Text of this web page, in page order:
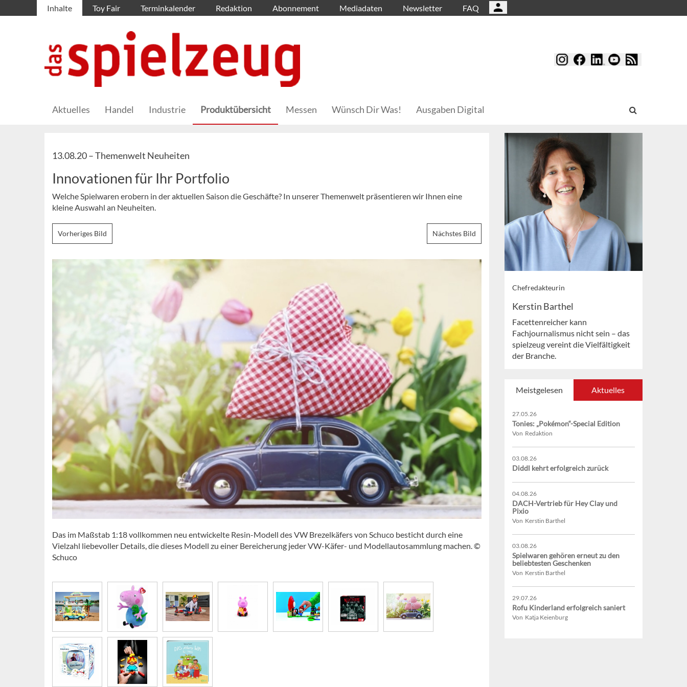
Inhalte Toy Fair Terminkalender Redaktion Abonnement Mediadaten Newsletter FAQ
Aktuelles Handel Industrie Produktübersicht Messen Wünsch Dir Was! Ausgaben Digital
13.08.20 –Themenwelt Neuheiten
Innovationen für Ihr Portfolio
Welche Spielwaren erobern in der aktuellen Saison die Geschäfte? In unserer Themenwelt präsentieren wir Ihnen eine
kleine Auswahl an Neuheiten.
Vorheriges Bild Nächstes Bild
Das im Maßstab 1:18 vollkommen neu entwickelte Resin-Modell des VW Brezelkäfers von Schuco besticht durch eine
Vielzahl liebevoller Details, die dieses Modell zu einer Bereicherung jeder VW-Käfer- und Modellautosammlung machen. ©
Schuco
Chefredakteurin
Kerstin Barthel
Facettenreicher kann
Fachjournalismus nicht sein – das
spielzeug vereint die Vielfältigkeit
der Branche.
Meistgelesen Aktuelles
27.05.26
Tonies: „Pokémon“-Special Edition
Von Redaktion
03.08.26
Diddl kehrt erfolgreich zurück
04.08.26
DACH-Vertrieb für Hey Clay und
Pixio
Von Kerstin Barthel
03.08.26
Spielwaren gehören erneut zu den
beliebtesten Geschenken
Von Kerstin Barthel
29.07.26
Rofu Kinderland erfolgreich saniert
Von Katja Keienburg